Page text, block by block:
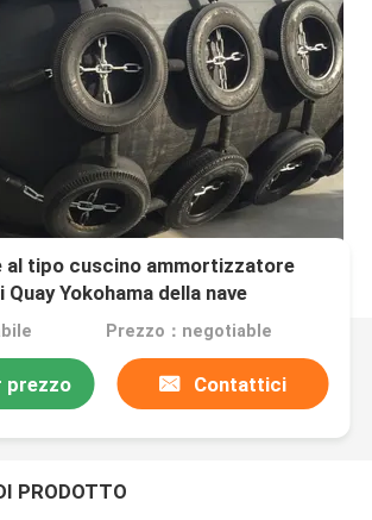
al tipo cuscino ammortizzatore
Yokohama della nave
Prezzo：negotiable
prezzo Contattici
PRODOTTO